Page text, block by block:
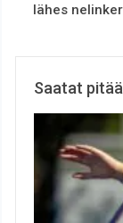
lähes
Saatat